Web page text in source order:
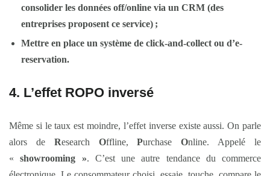
consolider les données off/online via un CRM (des
entreprises proposent ce service) ;
Mettre en place un système de click-and-collect ou d’e-
reservation.
4. L’effet ROPO inversé
Même si le taux est moindre, l’effet inverse existe aussi. On parle
alors de Research Offline,PurchaseOnline. Appelé le
«showrooming ». C’est une autre tendance du commerce